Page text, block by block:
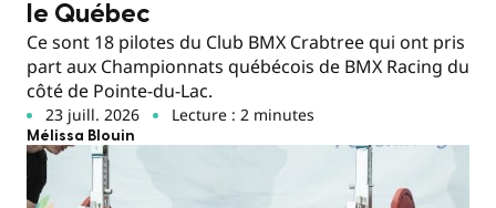
le Québec
Ce sont 18 pilotes du Club BMX Crabtree qui ont pris
part aux Championnats québécois de BMX Racing du
côté de Pointe-du-Lac.
23 juill. 2026 Lecture : 2 minutes
Mélissa Blouin